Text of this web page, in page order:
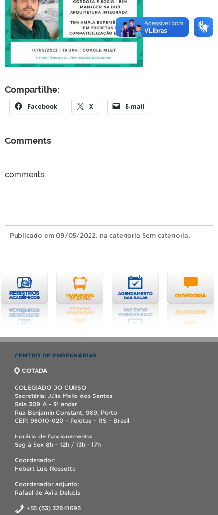
Compartilhe:
Facebook X E-mail
Comments
comments
Publicado em 09/05/2022, na categoria Sem categoria.
CENTRO DE ENGENHARIAS
COTADA
COLEGIADO DO CURSO
Secretária: Júlia Mello dos Santos
Sala 309 A - 3º andar
Rua Benjamin Constant, 989, Porto
CEP: 96010-020 - Pelotas – RS – Brasil
Horário de funcionamento:
Seg à Sex 8h – 12h / 13h - 17h
Coordenador:
Hebert Luis Rossetto
Coordenador adjunto:
Rafael de Avila Delucis
+55 (53) 32841695